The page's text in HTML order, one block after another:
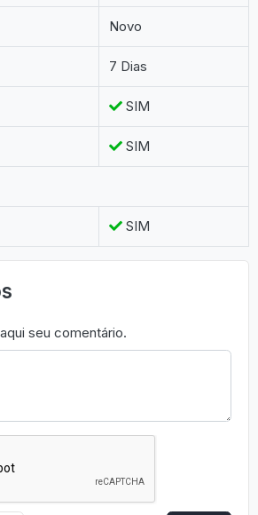
Novo
7 Dias
SIM
SIM
SIM
seu comentário.